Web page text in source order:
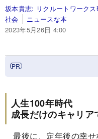
坂本貴志: リクルートワーク
社会
ニュースな本
2023年5月26日 4:00
人生100年時代
成長だけのキャリア
最後に、定年後の幸